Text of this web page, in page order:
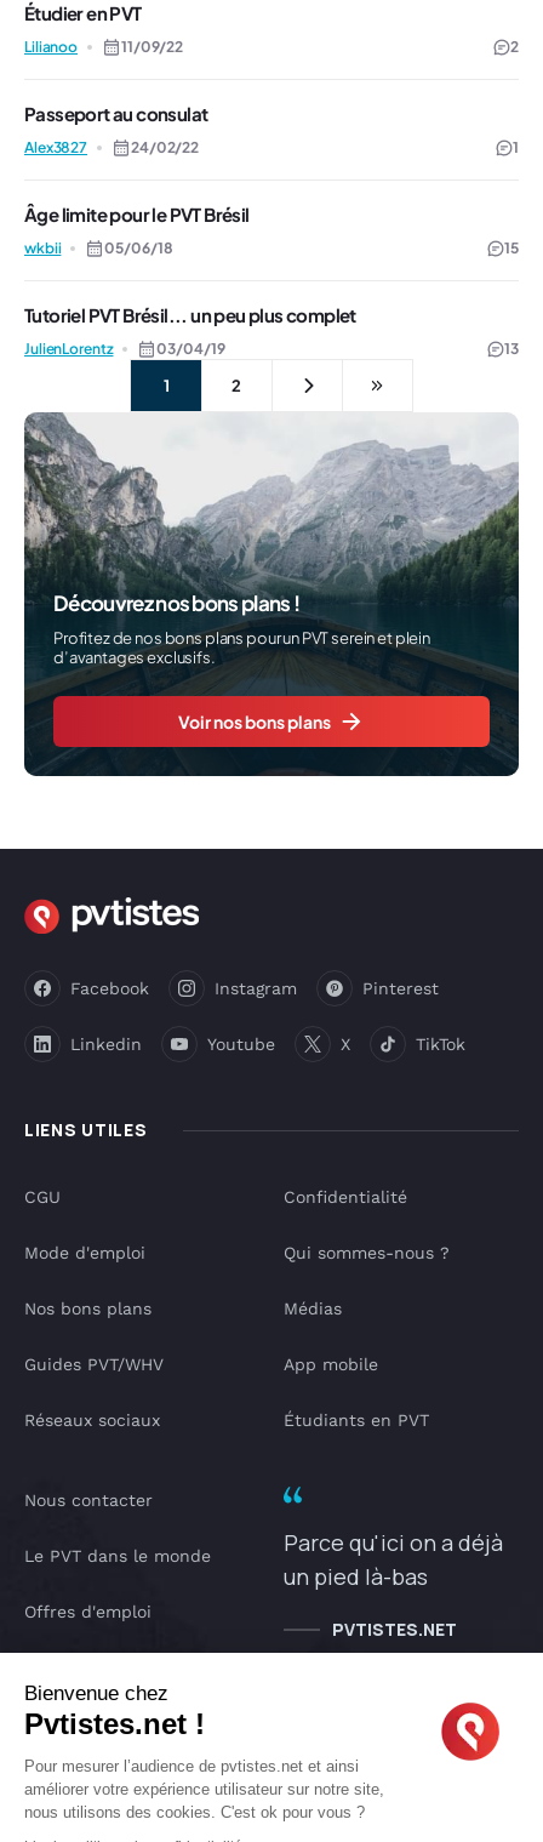
Étudier en PVT
Lilianoo 11/09/22 2
Passeport au consulat
Alex3827 24/02/22 1
Âge limite pour le PVT Brésil
wkbii 05/06/18 15
Tutoriel PVT Brésil... un peu plus complet
JulienLorentz 03/04/19 13
1 2
Découvrez nos bons plans !
Profitez de nos bons plans pour un PVT serein et plein
d’avantages exclusifs.
Voir nos bons plans
LIENS UTILES
Facebook Instagram Pinterest
Linkedin Youtube X TikTok
CGU
Mode d'emploi
Nos bons plans
Guides PVT/WHV
Réseaux sociaux
Confidentialité
Qui sommes-nous ?
Médias
App mobile
Étudiants en PVT
Nous contacter
Le PVT dans le monde
Offres d'emploi
IA pvtistes
Parce qu'ici on a déjà
un pied là-bas
PVTISTES.NET
Bienvenue chez
Pvtistes.net !
Pour mesurer l’audience de pvtistes.net et ainsi
améliorer votre expérience utilisateur sur notre site,
nous utilisons des cookies. C'est ok pour vous ?